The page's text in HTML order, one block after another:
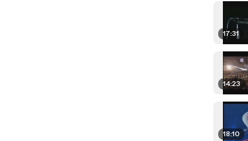
17:31
14:23
18:10